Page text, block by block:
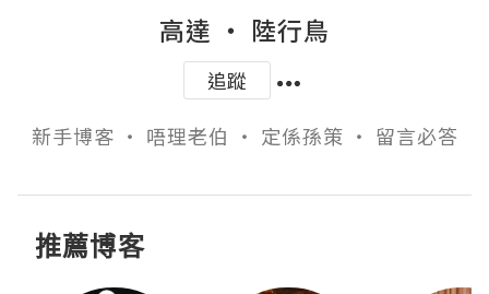
高達 ‧ 陸行鳥
追蹤
新手博客 ‧ 唔理老伯 ‧ 定係孫策 ‧ 留言必答
推薦博客